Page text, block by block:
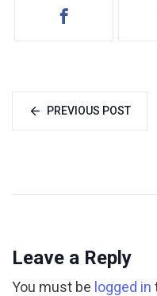
PREVIOUS POST
Leave a Reply
You must be logged in